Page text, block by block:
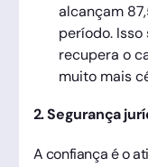
alcançam
período.
recupera o
muito mais
2. Segurança
A confiança é o